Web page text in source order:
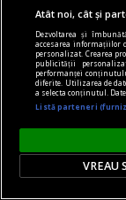
Atât noi, cât și
Dezvoltarea și
accesarea informațiilor
personalizat. Crearea
publicității
performanței
diferite. Utilizarea de
a selecta conținutul.
Listă parteneri
VREAU